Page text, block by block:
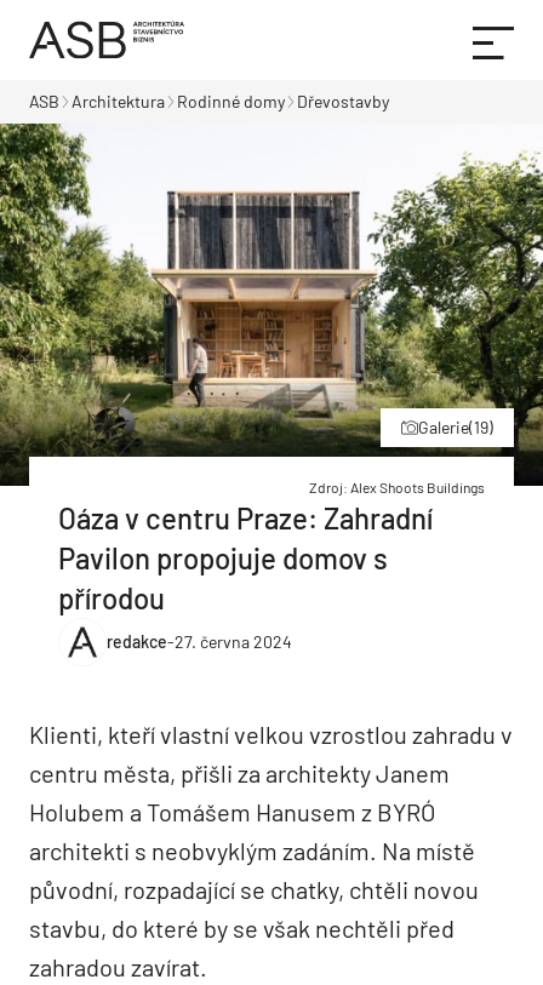
ASB Architektura Rodinné domy Dřevostavby
Galerie(19)
Zdroj: Alex Shoots Buildings
Oáza v centru Praze: Zahradní
Pavilon propojuje domov s
přírodou
redakce-27. června 2024
Klienti, kteří vlastní velkou vzrostlou zahradu v
centru města, přišli za architekty Janem
Holubem a Tomášem Hanusem z BYRÓ
architekti s neobvyklým zadáním. Na místě
původní, rozpadající se chatky, chtěli novou
stavbu, do které by se však nechtěli před
zahradou zavírat.